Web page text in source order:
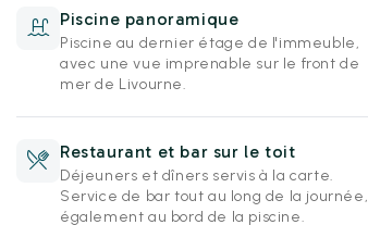
Piscine panoramique
Piscine au dernier étage de l'immeuble,
avec une vue imprenable sur le front de
mer de Livourne.
Restaurant et bar sur le toit
Déjeuners et dîners servis à la carte.
Service de bar tout au long de la journée,
également au bord de la piscine.